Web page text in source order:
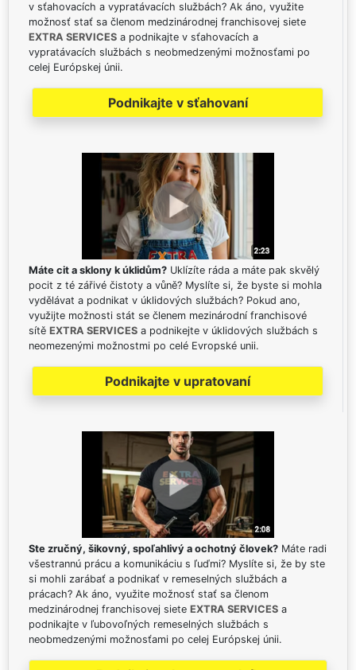
v sťahovacích a vypratávacích službách? Ak áno, využite
možnosť stať sa členom medzinárodnej franchisovej siete
EXTRA SERVICES a podnikajte v sťahovacích a
vypratávacích službách s neobmedzenými možnosťami po
celej Európskej únii.
Podnikajte v sťahovaní
Máte cit a sklony k úklidům? Uklízíte ráda a máte pak skvělý
pocit z té zářivé čistoty a vůně? Myslíte si, že byste si mohla
vydělávat a podnikat v úklidových službách? Pokud ano,
využijte možnosti stát se členem mezinárodní franchisové
sítě EXTRA SERVICES a podnikejte v úklidových službách s
neomezenými možnostmi po celé Evropské unii.
Podnikajte v upratovaní
Ste zručný, šikovný, spoľahlivý a ochotný človek? Máte radi
všestrannú prácu a komunikáciu s ľuďmi? Myslíte si, že by ste
si mohli zarábať a podnikať v remeselných službách a
prácach? Ak áno, využite možnosť stať sa členom
medzinárodnej franchisovej siete EXTRA SERVICES a
podnikajte v ľubovoľných remeselných službách s
neobmedzenými možnosťami po celej Európskej únii.